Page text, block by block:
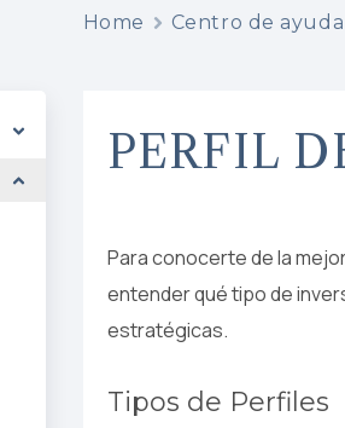
Home Centro de ayuda
PERFIL
Para conocerte de la
entender qué tipo de
estratégicas.
Tipos de Perfiles